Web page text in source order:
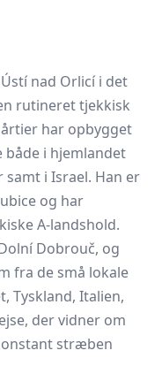
nad Orlicí i det
rutineret tjekkisk
har opbygget
i hjemlandet
i Israel. Han er
og har
A-landshold.
Dobrouč, og
fra de små lokale
Tyskland, Italien,
der vidner om
stræben